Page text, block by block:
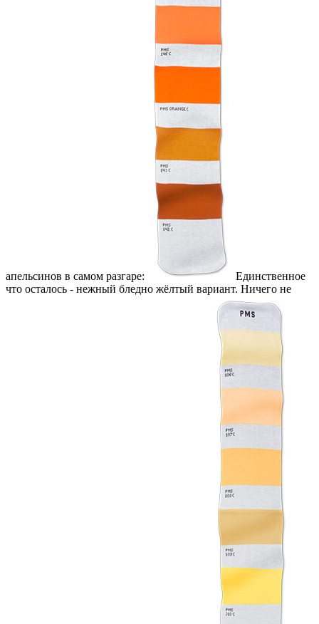
апельсинов в самом разгаре:
Единственное
что осталось - нежный бледно жёлтый вариант. Ничего не